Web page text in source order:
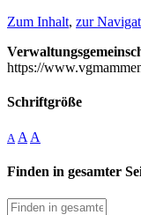
Zum Inhalt, zur
https://
Schriftgröße
A A A
Finden in gesamter